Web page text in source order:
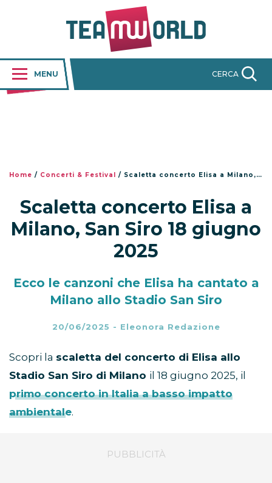
MENU CERCA
Home / Concerti & Festival / Scaletta concerto Elisa a Milano, San Siro 18 giugno 2025
Scaletta concerto Elisa a
Milano, San Siro 18 giugno
2025
Ecco le canzoni che Elisa ha cantato a
Milano allo Stadio San Siro
20/06/2025 - Eleonora Redazione
Scopri la scaletta del concerto di Elisa allo
Stadio San Siro di Milano il 18 giugno 2025, il
primo concerto in Italia a basso impatto
ambientale.